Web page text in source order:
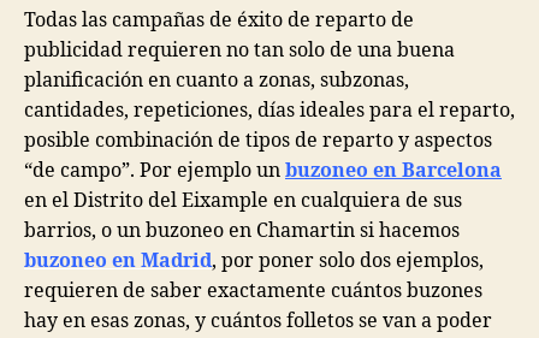
Todas las campañas de éxito de reparto de
publicidad requieren no tan solo de una buena
planificación en cuanto a zonas, subzonas,
cantidades, repeticiones, días ideales para el reparto,
posible combinación de tipos de reparto y aspectos
“de campo”. Por ejemplo un buzoneo en Barcelona
en el Distrito del Eixample en cualquiera de sus
barrios, o un buzoneo en Chamartin si hacemos
buzoneo en Madrid, por poner solo dos ejemplos,
requieren de saber exactamente cuántos buzones
hay en esas zonas, y cuántos folletos se van a poder